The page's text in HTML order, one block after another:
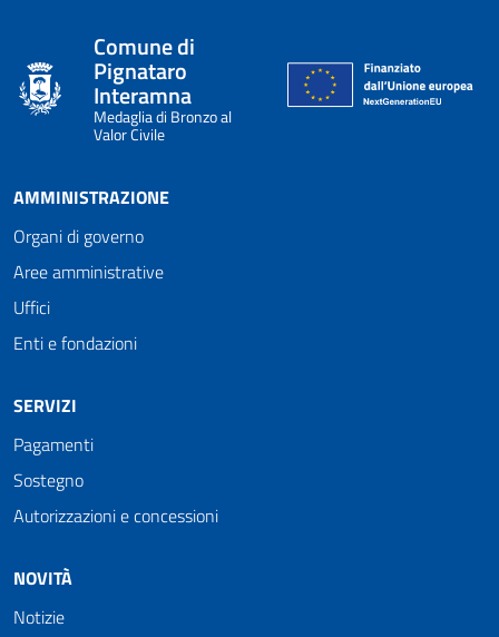
Comune di
Pignataro
Interamna
Medaglia di Bronzo al
Valor Civile
AMMINISTRAZIONE
Organi di governo
Aree amministrative
Uffici
Enti e fondazioni
SERVIZI
Pagamenti
Sostegno
Autorizzazioni e concessioni
NOVITÀ
Notizie